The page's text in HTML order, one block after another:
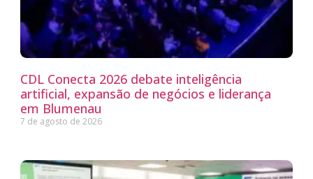
CDL Conecta 2026 debate inteligência
artificial, expansão de negócios e liderança
em Blumenau
7 de agosto de 2026